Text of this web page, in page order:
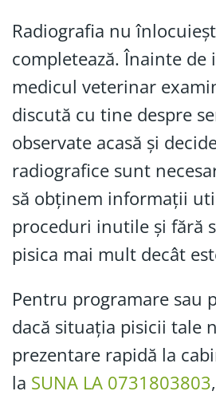
Radiografia nu
completează. Înainte de
medicul veterinar
discută cu tine despre
observate acasă și
radiografice sunt
să obținem informații
proceduri inutile și fără
pisica mai mult decât
Pentru programare sau
dacă situația pisicii tale
prezentare rapidă la
la SUNA LA 0731803803